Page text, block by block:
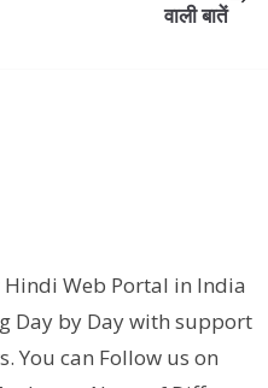
वाली बातें
Web Portal in India
Day by Day with support
You can Follow us on